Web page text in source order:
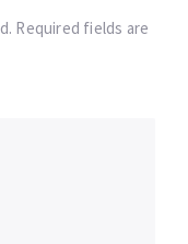
Required fields are